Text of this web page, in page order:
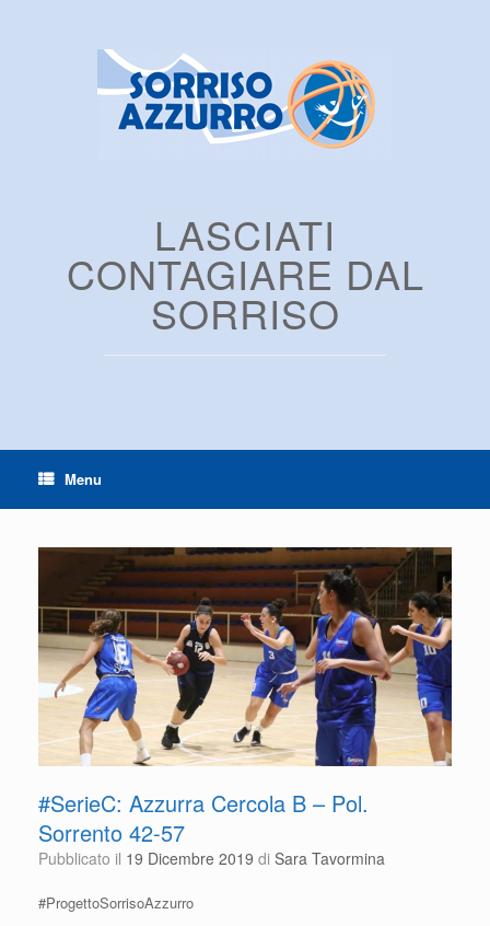
LASCIATI
CONTAGIARE DAL
SORRISO
Menu
#SerieC: Azzurra Cercola B – Pol.
Sorrento 42-57
Pubblicato il 19 Dicembre 2019 di Sara Tavormina
#ProgettoSorrisoAzzurro